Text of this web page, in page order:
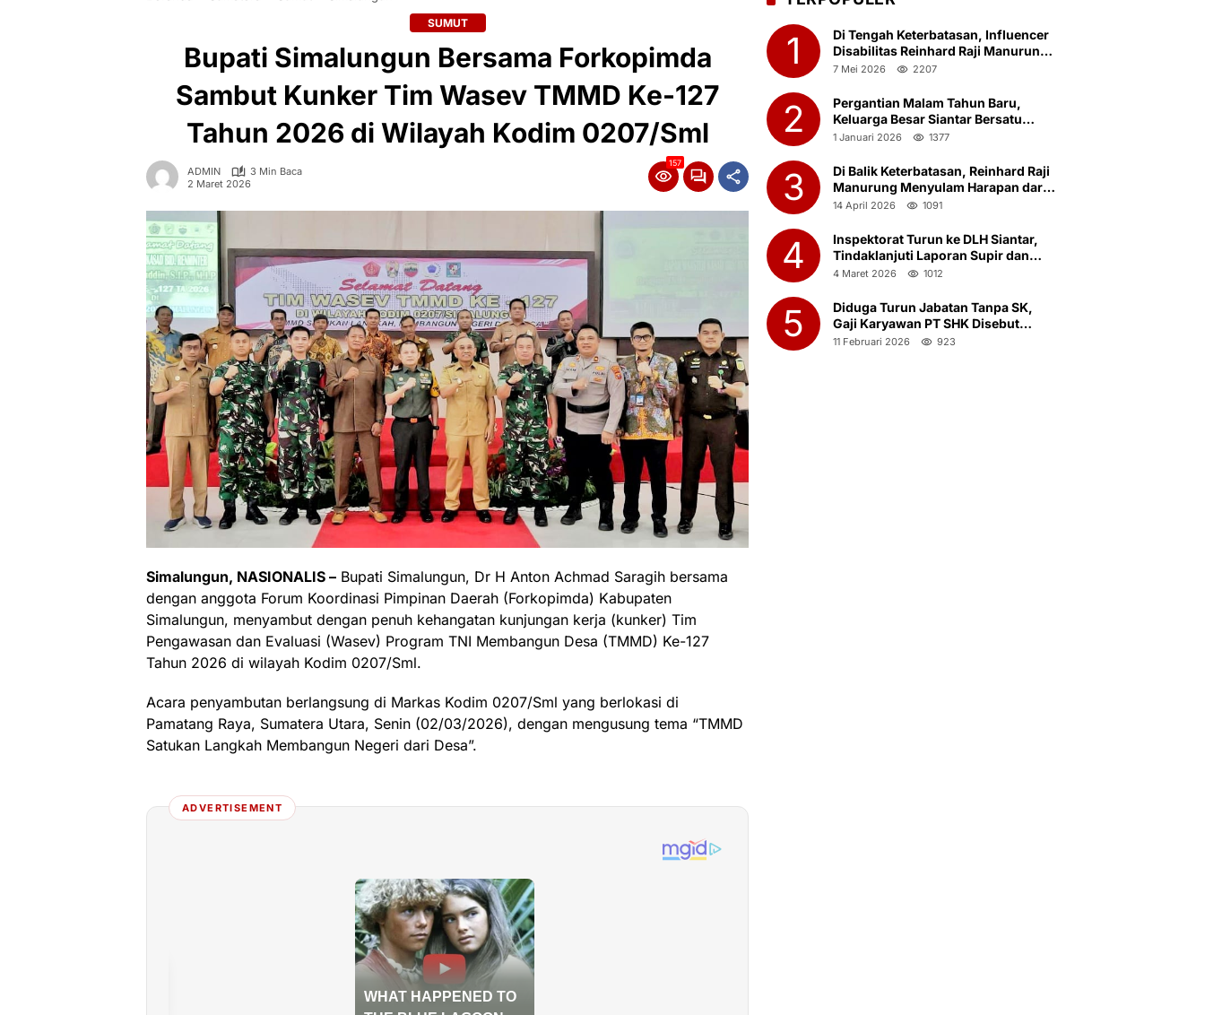
SUMUT
Bupati Simalungun Bersama Forkopimda
Sambut Kunker Tim Wasev TMMD Ke-127
Tahun 2026 di Wilayah Kodim 0207/Sml
ADMIN
3 Min Baca
2 Maret 2026
157
Simalungun, NASIONALIS – Bupati Simalungun, Dr H Anton Achmad Saragih bersama
dengan anggota Forum Koordinasi Pimpinan Daerah (Forkopimda) Kabupaten
Simalungun, menyambut dengan penuh kehangatan kunjungan kerja (kunker) Tim
Pengawasan dan Evaluasi (Wasev) Program TNI Membangun Desa (TMMD) Ke-127
Tahun 2026 di wilayah Kodim 0207/Sml.
Acara penyambutan berlangsung di Markas Kodim 0207/Sml yang berlokasi di
Pamatang Raya, Sumatera Utara, Senin (02/03/2026), dengan mengusung tema “TMMD
Satukan Langkah Membangun Negeri dari Desa”.
ADVERTISEMENT
1
Di Tengah Keterbatasan, Influencer
Disabilitas Reinhard Raji Manurung
Rayakan Ulang Tahun ke-23
7 Mei 2026 2207
2
Pergantian Malam Tahun Baru,
Keluarga Besar Siantar Bersatu
(KBSB) Gelar Doa Bersama.
1 Januari 2026 1377
3
Di Balik Keterbatasan, Reinhard Raji
Manurung Menyulam Harapan dari
Ketulusan yang Nyaris Terlupakan
14 April 2026 1091
4
Inspektorat Turun ke DLH Siantar,
Tindaklanjuti Laporan Supir dan
Kernet Truk Sampah Ambil Botot
4 Maret 2026 1012
5
Diduga Turun Jabatan Tanpa SK,
Gaji Karyawan PT SHK Disebut
Menyusut Drastis
11 Februari 2026 923